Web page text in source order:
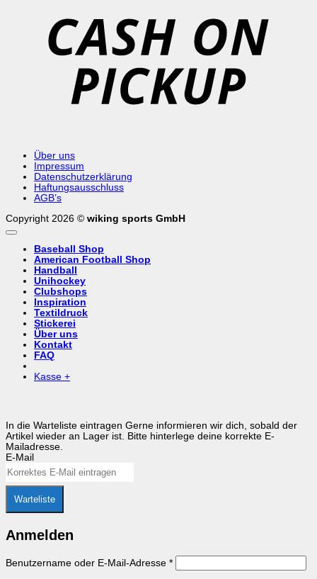
Über uns
Impressum
Datenschutzerklärung
Haftungsausschluss
AGB’s
Copyright 2026 © wiking sports GmbH
Baseball Shop
American Football Shop
Handball
Unihockey
Clubshops
Inspiration
Textildruck
Stickerei
Über uns
Kontakt
FAQ
Kasse +
In die Warteliste eintragen Gerne informieren wir dich, sobald der
Artikel wieder an Lager ist. Bitte hinterlege deine korrekte E-
Mailadresse.
E-Mail
Warteliste
Anmelden
Benutzername oder E-Mail-Adresse *Erforderlich